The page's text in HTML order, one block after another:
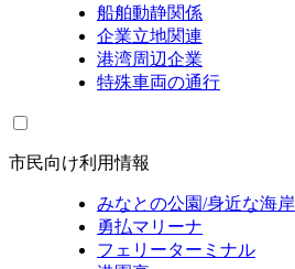
船舶動静関係
企業立地関連
港湾周辺企業
特殊車両の通行
市民向け利用情報
みなとの公園/身近な海岸
勇払マリーナ
フェリーターミナル